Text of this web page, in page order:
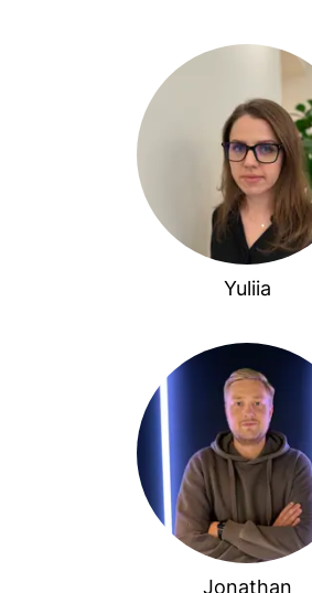
Yuliia
Jonathan